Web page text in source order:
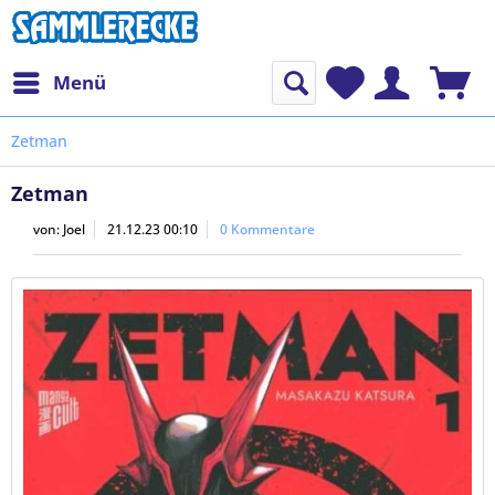
Menü
Zetman
Zetman
von: Joel 21.12.23 00:10 0 Kommentare